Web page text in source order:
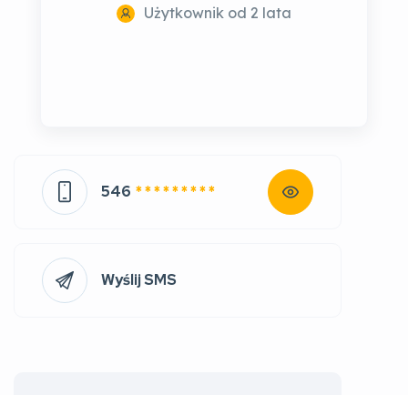
Użytkownik od 2 lata
546 * * * * * * * * *
Wyślij SMS